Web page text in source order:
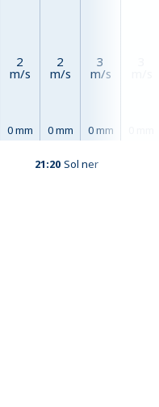
2
m/s
0 mm
2
m/s
0 mm
3
m/s
0 mm
21:20 Sol ner